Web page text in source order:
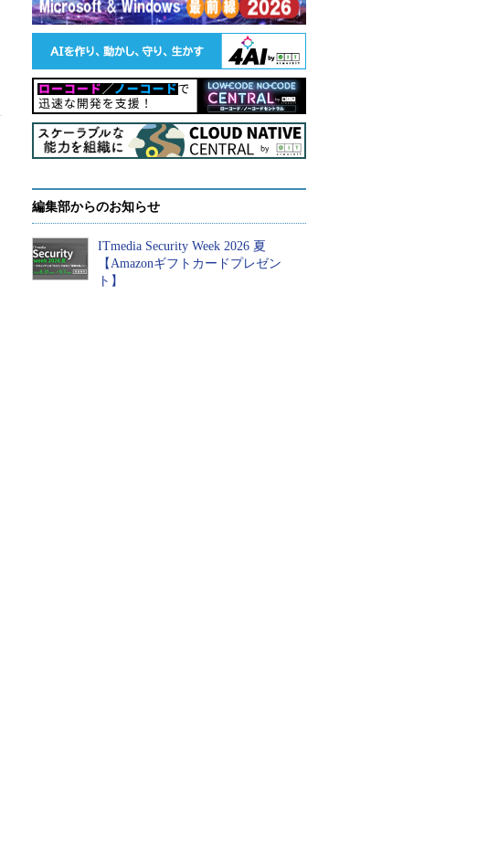
編集部からのお知らせ
ITmedia Security Week 2026 夏
【Amazonギフトカードプレゼン
ト】